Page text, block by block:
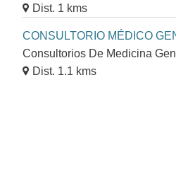
Dist. 1 kms
CONSULTORIO MÉDICO
Consultorios De Medicina
Dist. 1.1 kms